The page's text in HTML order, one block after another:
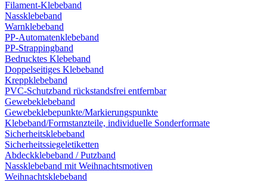
Filament-Klebeband
Nassklebeband
Warnklebeband
PP-Automatenklebeband
PP-Strappingband
Bedrucktes Klebeband
Doppelseitiges Klebeband
Kreppklebeband
PVC-Schutzband rückstandsfrei entfernbar
Gewebeklebeband
Gewebeklebepunkte/Markierungspunkte
Klebeband/Formstanzteile, individuelle Sonderformate
Sicherheitsklebeband
Sicherheitssiegeletiketten
Abdeckklebeband / Putzband
Nassklebeband mit Weihnachtsmotiven
Weihnachtsklebeband